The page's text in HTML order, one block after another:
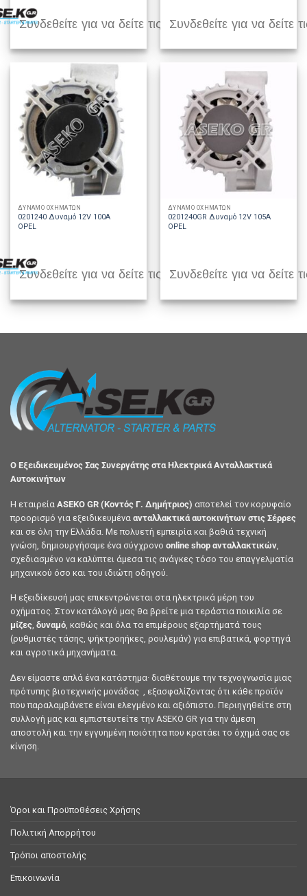
Συνδεθείτε για να δείτε τις τιμέςΣυνδεθείτε για να δείτε
ΔΥΝΑΜΟ ΟΧΗΜΑΤΩΝ
0201240 Δυναμό 12V 100A
OPEL
Συνδεθείτε για να δείτε τις τιμές
ΔΥΝΑΜΟ ΟΧΗΜΑΤΩΝ
0201240GR Δυναμό 12V 105A
OPEL
Συνδεθείτε για να δείτε
Ο Εξειδικευμένος Σας Συνεργάτης στα Ηλεκτρικά Ανταλλακτικά
Αυτοκινήτων
Η εταιρεία ASEKO GR (Κοντός Γ. Δημήτριος) αποτελεί τον κορυφαίο
προορισμό για εξειδικευμένα ανταλλακτικά αυτοκινήτων στις Σέρρες
και σε όλη την Ελλάδα. Με πολυετή εμπειρία και βαθιά τεχνική
γνώση, δημιουργήσαμε ένα σύγχρονο online shop ανταλλακτικών
σχεδιασμένο να καλύπτει άμεσα τις ανάγκες τόσο του επαγγελματία
μηχανικού όσο και του ιδιώτη οδηγού.
Η εξειδίκευσή μας επικεντρώνεται στα ηλεκτρικά μέρη του
οχήματος. Στον κατάλογό μας θα βρείτε μια τεράστια ποικιλία σε
μίζες, δυναμό, καθώς και όλα τα επιμέρους εξαρτήματά τους
(ρυθμιστές τάσης, ψήκτροηήκες, ρουλεμάν) για επιβατικά, φορτηγά
και αγροτικά μηχανήματα.
Δεν είμαστε απλά ένα κατάστημα· διαθέτουμε την τεχνογνωσία μιας
πρότυπης βιοτεχνικής μονάδας , εξασφαλίζοντας ότι κάθε προϊόν
που παραλαμβάνετε είναι ελεγμένο και αξιόπιστο. Περιηγηθείτε στη
συλλογή μας και εμπιστευτείτε την ASEKO GR για την άμεση
αποστολή και την εγγυημένη ποιότητα που κρατάει το όχημά σας σε
κίνηση.
Όροι και Προϋποθέσεις Χρήσης
Πολιτική Απορρήτου
Τρόποι αποστολής
Επικοινωνία